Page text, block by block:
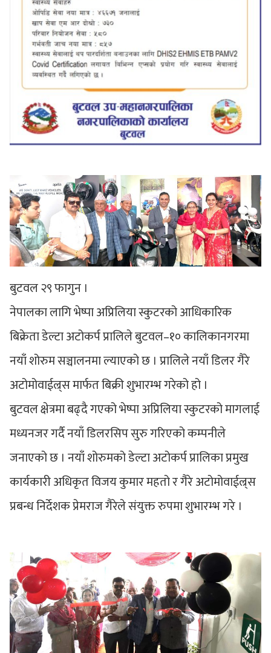
बुटवल २९ फागुन ।
नेपालका लागि भेष्पा अप्रिलिया स्कुटरको आधिकारिक
बिक्रेता डेल्टा अटोकर्प प्रालिले बुटवल–१० कालिकानगरमा
नयाँ शोरुम सञ्चालनमा ल्याएको छ । प्रालिले नयाँ डिलर गैरे
अटोमोवाईल्र्स मार्फत बिक्री शुभारम्भ गरेको हो ।
बुटवल क्षेत्रमा बढ्दै गएको भेष्पा अप्रिलिया स्कुटरको मागलाई
मध्यनजर गर्दै नयाँ डिलरसिप सुरु गरिएको कम्पनीले
जनाएको छ । नयाँ शोरुमको डेल्टा अटोकर्प प्रालिका प्रमुख
कार्यकारी अधिकृत विजय कुमार महतो र गैरे अटोमोवाईल्र्स
प्रबन्ध निर्देशक प्रेमराज गैरेले संयुक्त रुपमा शुभारम्भ गरे ।